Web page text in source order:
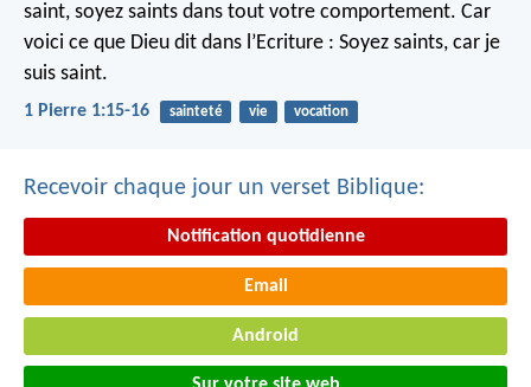
saint, soyez saints dans tout votre comportement. Car
voici ce que Dieu dit dans l’Ecriture : Soyez saints, car je
suis saint.
1 Pierre 1:15-16 sainteté vie vocation
Recevoir chaque jour un verset Biblique:
Notification quotidienne
Email
Android